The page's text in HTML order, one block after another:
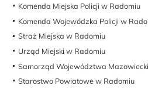
Komenda Miejska Policji w Radomiu
Komenda Wojewódzka Policji w
Straż Miejska w Radomiu
Urząd Miejski w Radomiu
Samorząd Województwa
Starostwo Powiatowe w Radomiu